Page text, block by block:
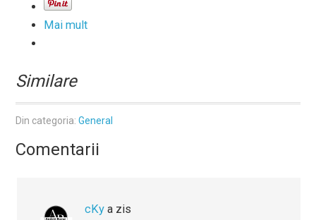
Mai mult
Similare
Din categoria:General
Comentarii
cKy a zis